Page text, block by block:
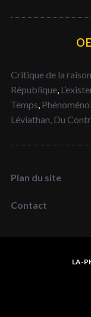
Critique de la
République,
Temps,
Léviathan, Du
Plan du site
Contact
LA-